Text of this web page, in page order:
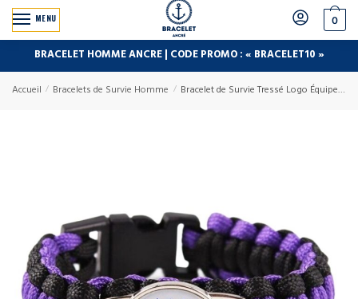
MENU 0
BRACELET HOMME ANCRE | CODE PROMO : « BRACELET10 »
Accueil / Bracelets de Survie Homme / Bracelet de Survie Tressé Logo Équipe Basketball Scott